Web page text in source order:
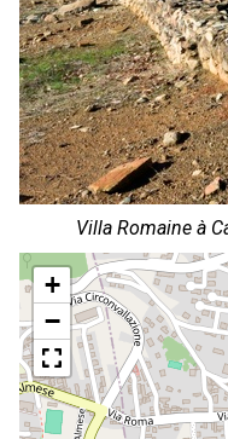
Villa Romaine à
+
−